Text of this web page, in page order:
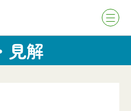
見解